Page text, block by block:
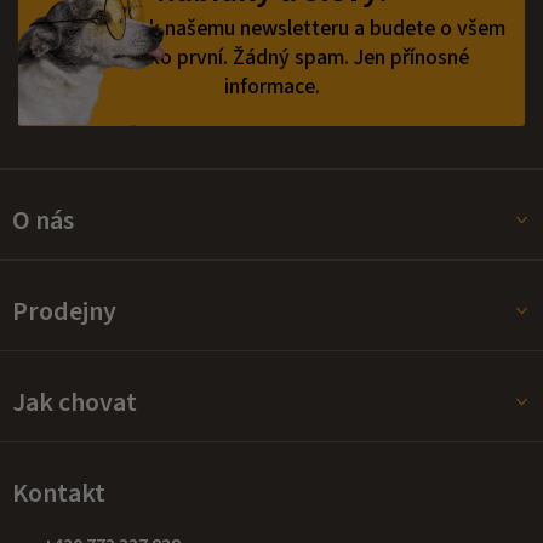
v
ý
p
i
Přihlaste se k našemu newsletteru a budete o všem
vědět jako první. Žádný spam. Jen přínosné
informace.
O nás
Prodejny
Jak chovat
Kontakt